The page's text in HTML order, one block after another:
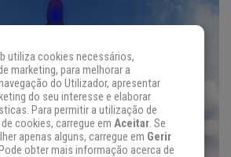
utiliza cookies necessários,
marketing, para melhorar a
do Utilizador, apresentar
do seu interesse e elaborar
Para permitir a utilização de
cookies, carregue em Aceitar. Se
apenas alguns, carregue em Gerir
obter mais informação acerca de